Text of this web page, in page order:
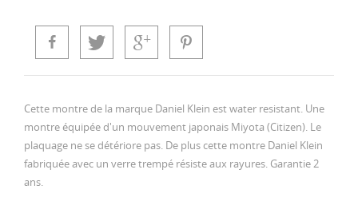
Cette montre de la marque Daniel Klein est water resistant. Une
montre équipée d'un mouvement japonais Miyota (Citizen). Le
plaquage ne se détériore pas. De plus cette montre Daniel Klein
fabriquée avec un verre trempé résiste aux rayures. Garantie 2
ans.